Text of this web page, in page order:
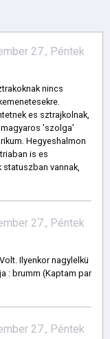
27., Péntek
nincs
es sztrajkolnak,
'szolga'
Hegyeshalmon
is es
vannak,
27., Péntek
Ilyenkor nagylelkü
: brumm (Kaptam par
27., Péntek